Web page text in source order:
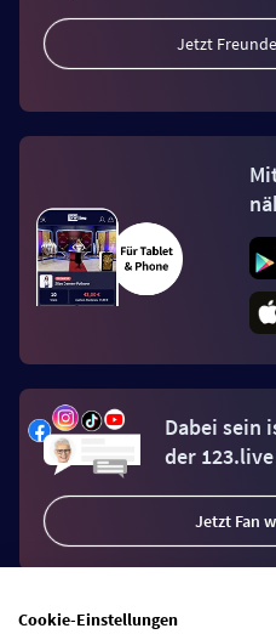
Jetzt
Dabei sein
der
Jetzt Fan
Cookie-Einstellungen